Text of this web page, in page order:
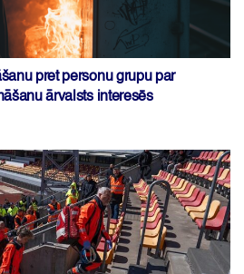
pret personu grupu par
ārvalsts interesēs